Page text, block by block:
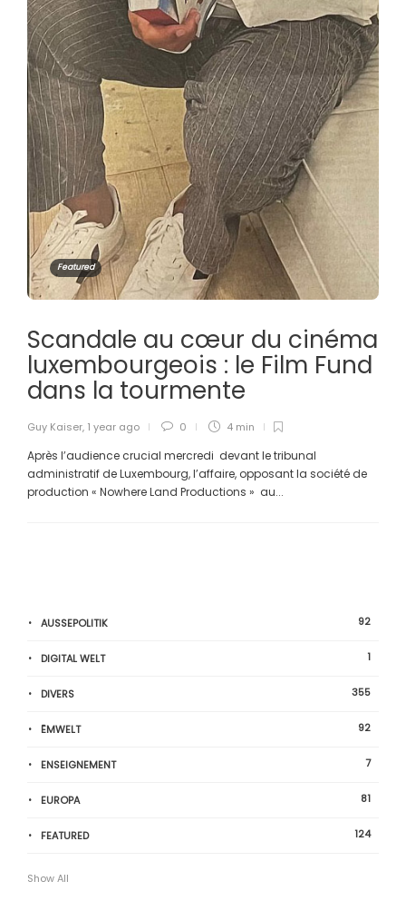
Featured
Scandale au cœur du cinéma
luxembourgeois : le Film Fund
dans la tourmente
Guy Kaiser, 1 year ago 0 4 min
Après l’audience crucial mercredi devant le tribunal
administratif de Luxembourg, l’affaire, opposant la société de
production « Nowhere Land Productions » au...
AUSSEPOLITIK 92
DIGITAL WELT 1
DIVERS 355
ËMWELT 92
ENSEIGNEMENT 7
EUROPA 81
FEATURED 124
Show All